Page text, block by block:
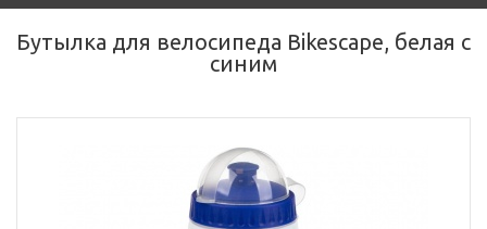
Бутылка для велосипеда Bikescape, белая с
синим